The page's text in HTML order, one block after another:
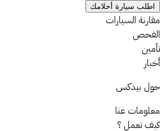
اطلب سيارة أحلامك
مقارنة السيارات
الفحص
تأمين
أخبار
حول بيدكس
معلومات عنا
كيف تعمل ؟